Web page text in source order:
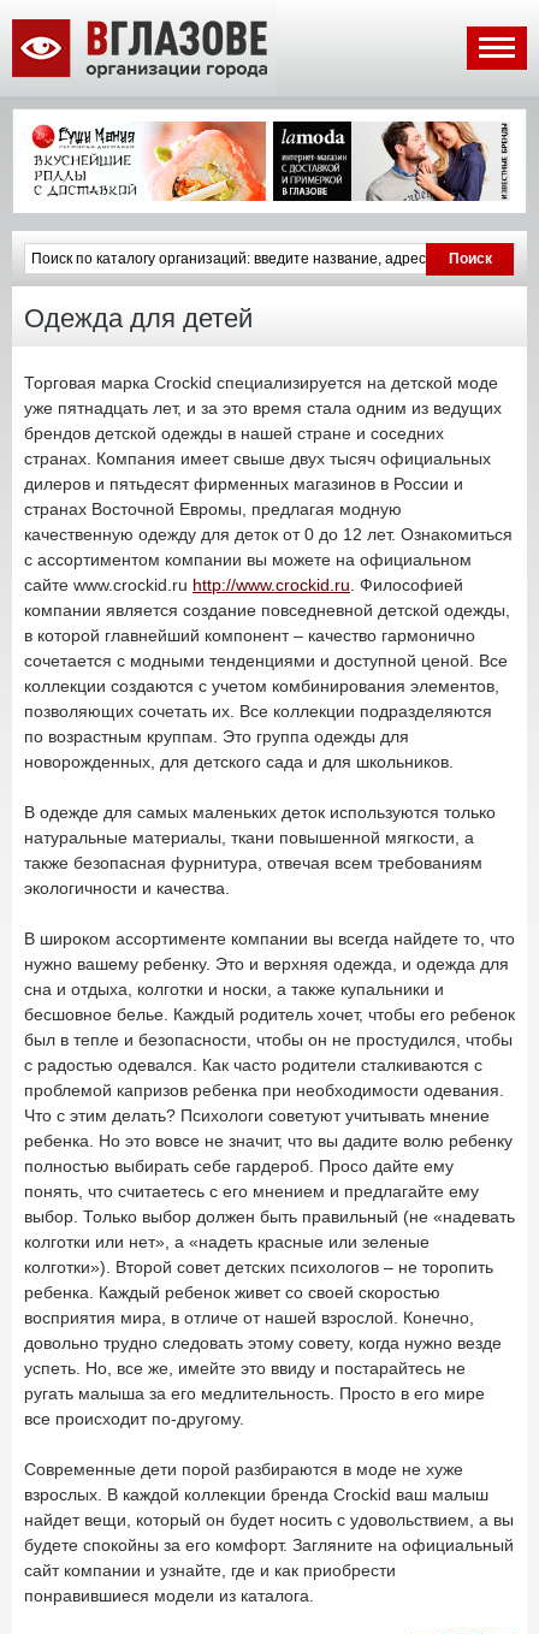
Одежда для детей
Торговая марка Crockid специализируется на детской моде
уже пятнадцать лет, и за это время стала одним из ведущих
брендов детской одежды в нашей стране и соседних
странах. Компания имеет свыше двух тысяч официальных
дилеров и пятьдесят фирменных магазинов в России и
странах Восточной Евромы, предлагая модную
качественную одежду для деток от 0 до 12 лет. Ознакомиться
с ассортиментом компании вы можете на официальном
сайте www.crockid.ru http://www.crockid.ru . Философией
компании является создание повседневной детской одежды,
в которой главнейший компонент – качество гармонично
сочетается с модными тенденциями и доступной ценой. Все
коллекции создаются с учетом комбинирования элементов,
позволяющих сочетать их. Все коллекции подразделяются
по возрастным круппам. Это группа одежды для
новорожденных, для детского сада и для школьников.
В одежде для самых маленьких деток используются только
натуральные материалы, ткани повышенной мягкости, а
также безопасная фурнитура, отвечая всем требованиям
экологичности и качества.
В широком ассортименте компании вы всегда найдете то, что
нужно вашему ребенку. Это и верхняя одежда, и одежда для
сна и отдыха, колготки и носки, а также купальники и
бесшовное белье. Каждый родитель хочет, чтобы его ребенок
был в тепле и безопасности, чтобы он не простудился, чтобы
с радостью одевался. Как часто родители сталкиваются с
проблемой капризов ребенка при необходимости одевания.
Что с этим делать? Психологи советуют учитывать мнение
ребенка. Но это вовсе не значит, что вы дадите волю ребенку
полностью выбирать себе гардероб. Просо дайте ему
понять, что считаетесь с его мнением и предлагайте ему
выбор. Только выбор должен быть правильный (не «надевать
колготки или нет», а «надеть красные или зеленые
колготки»). Второй совет детских психологов – не торопить
ребенка. Каждый ребенок живет со своей скоростью
восприятия мира, в отличе от нашей взрослой. Конечно,
довольно трудно следовать этому совету, когда нужно везде
успеть. Но, все же, имейте это ввиду и постарайтесь не
ругать малыша за его медлительность. Просто в его мире
все происходит по-другому.
Современные дети порой разбираются в моде не хуже
взрослых. В каждой коллекции бренда Crockid ваш малыш
найдет вещи, который он будет носить с удовольствием, а вы
будете спокойны за его комфорт. Загляните на официальный
сайт компании и узнайте, где и как приобрести
понравившиеся модели из каталога.